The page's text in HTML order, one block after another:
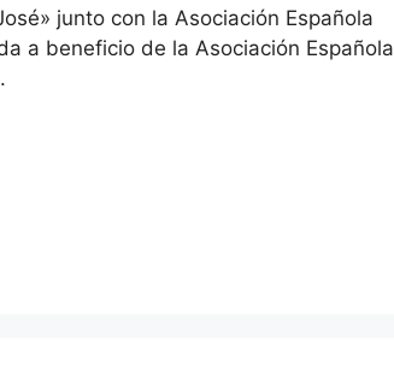
junto con la Asociación Española
a beneficio de la Asociación Española